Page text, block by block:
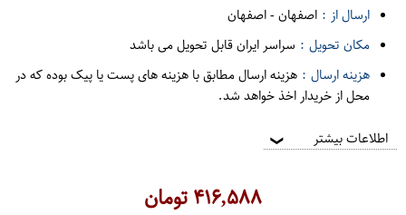
ارسال از : اصفهان-اصفهان
مکان تحویل : سراسر ایران قابل تحویل می باشد
هزینه ارسال : هزینه ارسال مطابق با هزینه های پست یا پیک بوده که در
محل از خریدار اخذ خواهد شد.
اطلاعات بیشتر ❯
۴۱۶,۵۸۸تومان